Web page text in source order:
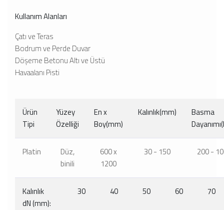
Kullanım Alanları
Çatı ve Teras
Bodrum ve Perde Duvar
Döşeme Betonu Altı ve Üstü
Havaalanı Pisti
Ürün
Tipi
Yüzey
Özelliği
En x
Boy(mm)
Kalınlık(mm)
Basma
Platin
Düz,
binili
600 x
1200
30 - 150 200 -
Kalınlık
dN (mm):
30 40 50 60 70